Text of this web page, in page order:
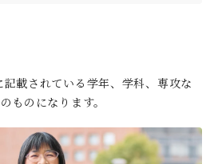
人間発達学科 人間基礎学専
課程）
載されている学年、学科、専攻な
ものになります。